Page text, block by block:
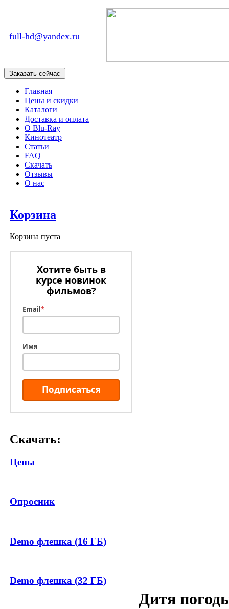
full-hd@yandex.ru
Главная
Цены и скидки
Каталоги
Доставка и оплата
О Blu-Ray
Кинотеатр
Статьи
FAQ
Скачать
Отзывы
О нас
Корзина
Корзина пуста
Хотите быть в
курсе новинок
фильмов?
Email*
Имя
Подписаться
Скачать:
Цены
Опросник
Demo флешка (16 ГБ)
Demo флешка (32 ГБ)
Дитя